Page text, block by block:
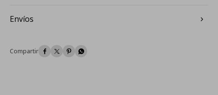
Envíos
   